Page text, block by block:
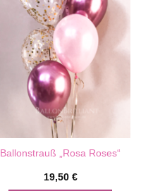
Ballonstrauß „Rosa Roses“
19,50 €